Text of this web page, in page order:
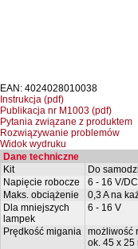
EAN: 4024028010038
Instrukcja (pdf)
Publikacja nr M1003 (pdf)
Pytania związane z produktem
Rozwiązywanie problemów
Widok wydruku
Dane techniczne
Kit
Do
Napięcie robocze
6 - 16 V/DC
Maks. obciążenie
0,3 A na
Dla mniejszych
lampek
6 - 16 V
Prędkość migania
możliwość
ok. 45 x 25